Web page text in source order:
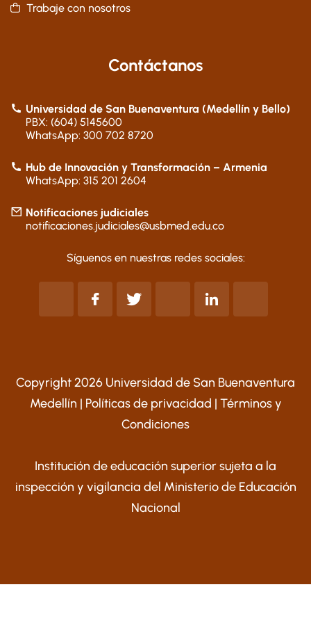
Trabaje con nosotros
Contáctanos
Universidad de San Buenaventura (Medellín y Bello)
PBX: (604) 5145600
WhatsApp: 300 702 8720
Hub de Innovación y Transformación – Armenia
WhatsApp: 315 201 2604
Notificaciones judiciales
notificaciones.judiciales@usbmed.edu.co
Síguenos en nuestras redes sociales:
Copyright 2026 Universidad de San Buenaventura
Medellín | Políticas de privacidad | Términos y
Condiciones
Institución de educación superior sujeta a la
inspección y vigilancia del Ministerio de Educación
Nacional